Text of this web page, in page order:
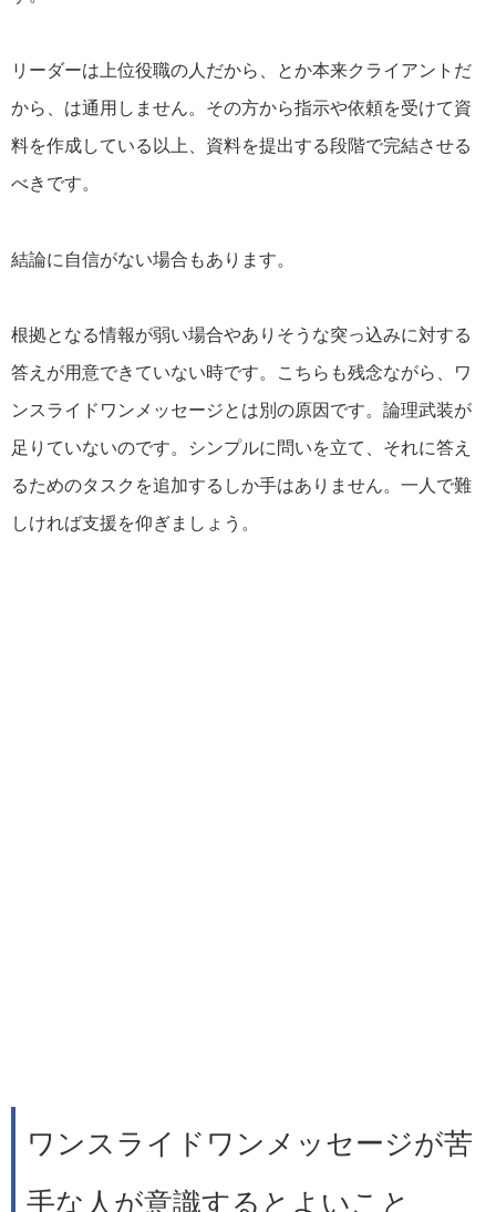
リーダーは上位役職の人だから、とか本来クライアントだ
から、は通用しません。その方から指示や依頼を受けて資
料を作成している以上、資料を提出する段階で完結させる
べきです。
結論に自信がない場合もあります。
根拠となる情報が弱い場合やありそうな突っ込みに対する
答えが用意できていない時です。こちらも残念ながら、ワ
ンスライドワンメッセージとは別の原因です。論理武装が
足りていないのです。シンプルに問いを立て、それに答え
るためのタスクを追加するしか手はありません。一人で難
しければ支援を仰ぎましょう。
ワンスライドワンメッセージが苦
手な人が意識するとよいこと